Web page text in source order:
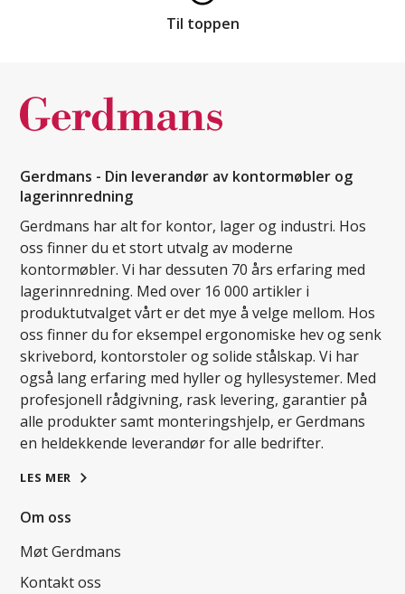
Til toppen
Gerdmans - Din leverandør av kontormøbler og
lagerinnredning
Gerdmans har alt for kontor, lager og industri. Hos
oss finner du et stort utvalg av moderne
kontormøbler. Vi har dessuten 70 års erfaring med
lagerinnredning. Med over 16 000 artikler i
produktutvalget vårt er det mye å velge mellom. Hos
oss finner du for eksempel ergonomiske hev og senk
skrivebord, kontorstoler og solide stålskap. Vi har
også lang erfaring med hyller og hyllesystemer. Med
profesjonell rådgivning, rask levering, garantier på
alle produkter samt monteringshjelp, er Gerdmans
en heldekkende leverandør for alle bedrifter.
LES MER
Om oss
Møt Gerdmans
Kontakt oss